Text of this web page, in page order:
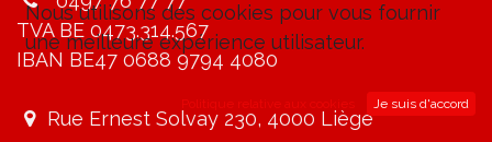
TVA BE 0473.314.567
IBAN BE47 0688 9794 4080
Rue Ernest Solvay 230, 4000 Liège
Nous utilisons des cookies pour vous fournir
une meilleure expérience utilisateur.
Politique relative aux cookies Je suis d'accord